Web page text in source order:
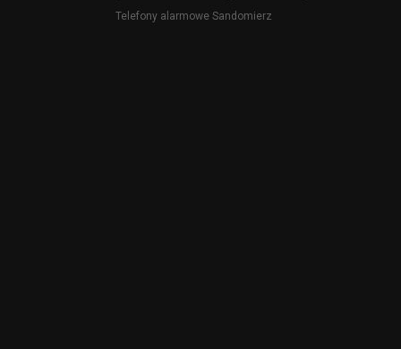
Telefony alarmowe Sandomierz